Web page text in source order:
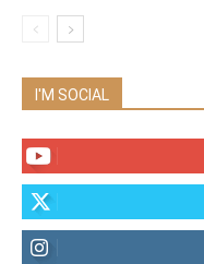
I'M SOCIAL